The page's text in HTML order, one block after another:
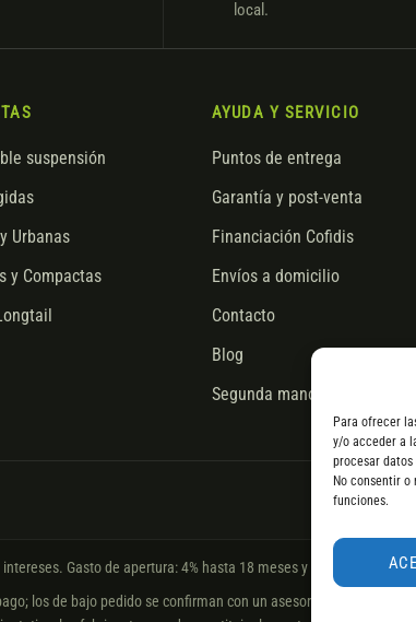
Para ofrecer
y/o acceder a
procesar
No consentir
funciones.
local.
suspensión
Urbanas
y Compactas
AYUDA Y SERVICIO
Puntos de entrega
Garantía y post-venta
Financiación Cofidis
Envíos a domicilio
Contacto
Blog
Segunda mano
Gasto de apertura: 4% hasta 18 meses y 7% a 24 meses.
los de bajo pedido se confirman con un asesor. Si no fuera